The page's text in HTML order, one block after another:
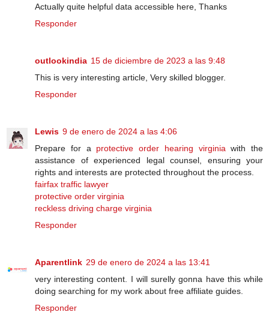
Actually quite helpful data accessible here, Thanks
Responder
outlookindia 15 de diciembre de 2023 a las 9:48
This is very interesting article, Very skilled blogger.
Responder
Lewis 9 de enero de 2024 a las 4:06
Prepare for a protective order hearing virginia with the
assistance of experienced legal counsel, ensuring your
rights and interests are protected throughout the process.
fairfax traffic lawyer
protective order virginia
reckless driving charge virginia
Responder
Aparentlink 29 de enero de 2024 a las 13:41
very interesting content. I will surelly gonna have this while
doing searching for my work about free affiliate guides.
Responder